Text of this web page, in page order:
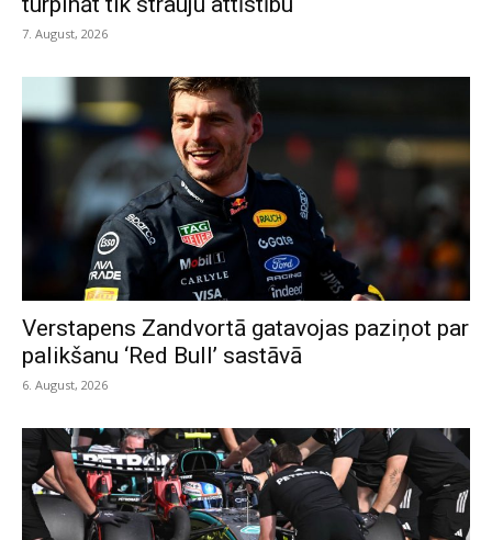
7. August, 2026
Verstapens Zandvortā gatavojas paziņot par
palikšanu ‘Red Bull’ sastāvā
6. August, 2026